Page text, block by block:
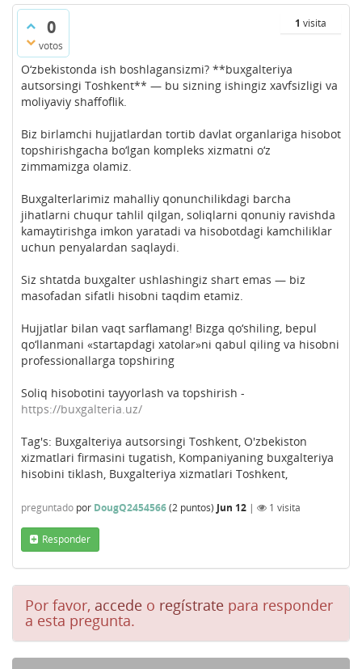
0
votos
1 visita
O‘zbekistonda ish boshlagansizmi? **buxgalteriya
autsorsingi Toshkent** — bu sizning ishingiz xavfsizligi va
moliyaviy shaffoflik.
Biz birlamchi hujjatlardan tortib davlat organlariga hisobot
topshirishgacha bo‘lgan kompleks xizmatni o‘z
zimmamizga olamiz.
Buxgalterlarimiz mahalliy qonunchilikdagi barcha
jihatlarni chuqur tahlil qilgan, soliqlarni qonuniy ravishda
kamaytirishga imkon yaratadi va hisobotdagi kamchiliklar
uchun penyalardan saqlaydi.
Siz shtatda buxgalter ushlashingiz shart emas — biz
masofadan sifatli hisobni taqdim etamiz.
Hujjatlar bilan vaqt sarflamang! Bizga qo‘shiling, bepul
qo‘llanmani «startapdagi xatolar»ni qabul qiling va hisobni
professionallarga topshiring
Soliq hisobotini tayyorlash va topshirish -
https://buxgalteria.uz/
Tag's: Buxgalteriya autsorsingi Toshkent, O'zbekiston
xizmatlari firmasini tugatish, Kompaniyaning buxgalteriya
hisobini tiklash, Buxgalteriya xizmatlari Toshkent,
preguntado por DougQ2454566(2 puntos) Jun 12 | 1 visita
Responder
Por favor, accede o regístrate para responder
a esta pregunta.